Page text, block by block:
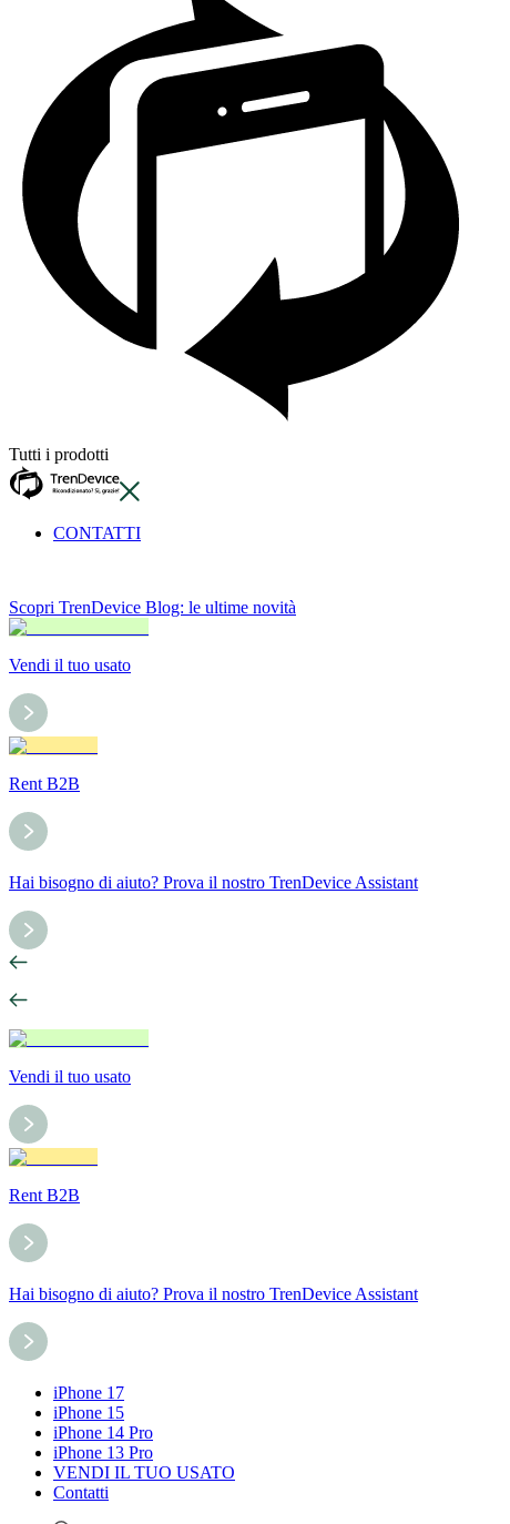
Tutti i prodotti
CONTATTI
Scopri TrenDevice Blog: le ultime novità
Vendi il tuo usato
Rent B2B
Hai bisogno di aiuto? Prova il nostro TrenDevice Assistant
Vendi il tuo usato
Rent B2B
Hai bisogno di aiuto? Prova il nostro TrenDevice Assistant
iPhone 17
iPhone 15
iPhone 14 Pro
iPhone 13 Pro
VENDI IL TUO USATO
Contatti